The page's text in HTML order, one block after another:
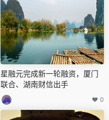
星融元完成新一轮融资，厦门
联合、湖南财信出手
0